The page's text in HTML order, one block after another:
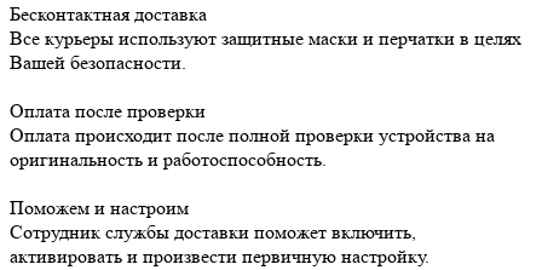
Бесконтактная доставка
Все курьеры используют защитные маски и перчатки в целях
Вашей безопасности.
Оплата после проверки
Оплата происходит после полной проверки устройства на
оригинальность и работоспособность.
Поможем и настроим
Сотрудник службы доставки поможет включить,
активировать и произвести первичную настройку.